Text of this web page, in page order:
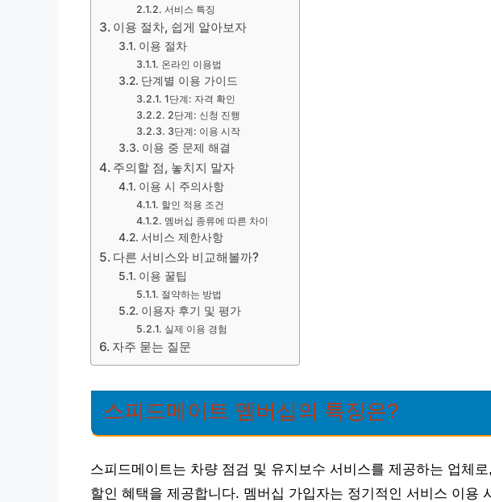
서비스 특징
이용 절차, 쉽게 알아보자
이용 절차
온라인 이용법
단계별 이용 가이드
1단계: 자격 확인
2단계: 신청 진행
3단계: 이용 시작
이용 중 문제 해결
주의할 점, 놓치지 말자
이용 시 주의사항
할인 적용 조건
멤버십 종류에 따른 차이
서비스 제한사항
다른 서비스와 비교해볼까?
이용 꿀팁
절약하는 방법
이용자 후기 및 평가
실제 이용 경험
자주 묻는 질문
스피드메이트 멤버십의 특징은?
스피드메이트는 차량 점검 및 유지보수 서비스를 제공하는 업체
할인 혜택을 제공합니다. 멤버십 가입자는 정기적인 서비스 이용